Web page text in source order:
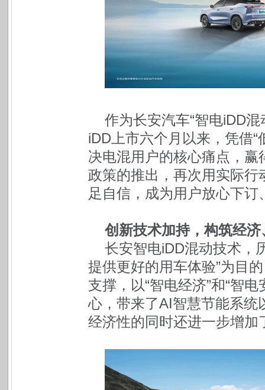
作为长安汽车“智电iDD
iDD上市六个月以来，凭借
决电混用户的核心痛点，
政策的推出，再次用实际
足自信，成为用户放心下
创新技术加持，构筑经
长安智电iDD混动技术，
提供更好的用车体验”为目
支撑，以“智电经济”和“智
心，带来了AI智慧节能系统
经济性的同时还进一步增加